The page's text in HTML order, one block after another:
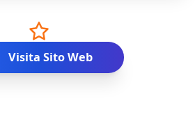
Visita Sito Web